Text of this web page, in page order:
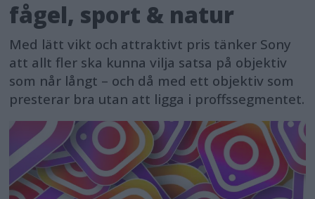
fågel, sport & natur
Med lätt vikt och attraktivt pris tänker Sony
att allt fler ska kunna vilja satsa på objektiv
som når långt – och då med ett objektiv som
presterar bra utan att ligga i proffssegmentet.